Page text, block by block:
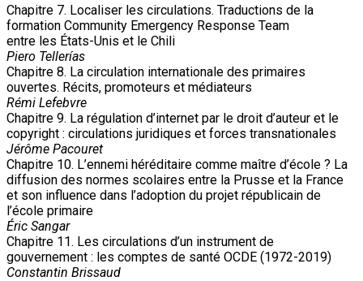
Chapitre 7. Localiser les circulations. Traductions de la
formation Community Emergency Response Team
entre les États-Unis et le Chili
Piero Tellerías
Chapitre 8. La circulation internationale des primaires
ouvertes. Récits, promoteurs et médiateurs
Rémi Lefebvre
Chapitre 9. La régulation d’internet par le droit d’auteur et le
copyright : circulations juridiques et forces transnationales
Jérôme Pacouret
Chapitre 10. L’ennemi héréditaire comme maître d’école ? La
diffusion des normes scolaires entre la Prusse et la France
et son influence dans l’adoption du projet républicain de
l’école primaire
Éric Sangar
Chapitre 11. Les circulations d’un instrument de
gouvernement : les comptes de santé OCDE (1972-2019)
Constantin Brissaud